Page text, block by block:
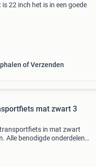
22 inch het is in een goede
of Verzenden
mat zwart 3
in mat zwart
Alle benodigde onderdelen